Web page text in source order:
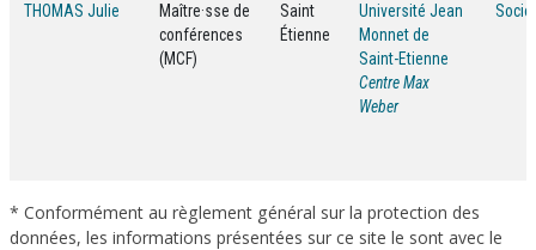
THOMAS Julie
Maître·sse de
conférences
(MCF)
Saint
Étienne
Université Jean
Monnet de
Saint-Etienne
Centre Max
Weber
* Conformément au règlement général sur la protection des
données, les informations présentées sur ce site le sont avec le